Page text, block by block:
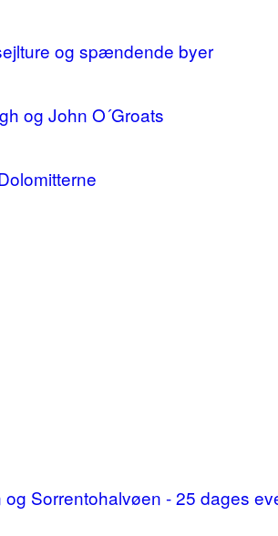
og spændende byer
og John O´Groats
Sorrentohalvøen - 25 dages